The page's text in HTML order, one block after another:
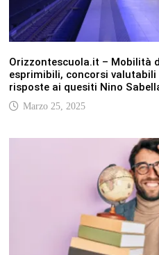
Orizzontescuola.it – Mobilità
esprimibili, concorsi
risposte ai quesiti Nino
Marzo 25, 2025